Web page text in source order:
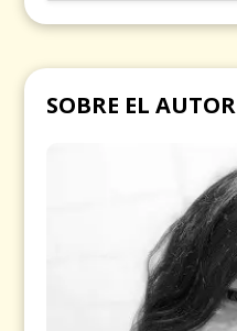
SOBRE EL AUTOR